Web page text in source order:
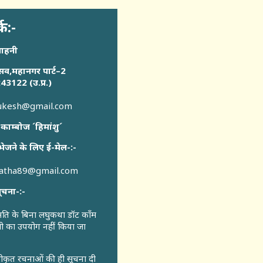
पार्ट–2
(उ.प्र.)
´हिमांशु´
के लिए ई-मेल-:-
:-
के बिना लघुकथा डॉट कॉंम
का उपयोग नहीं किया जा
रचनाओं की ही सूचना दी